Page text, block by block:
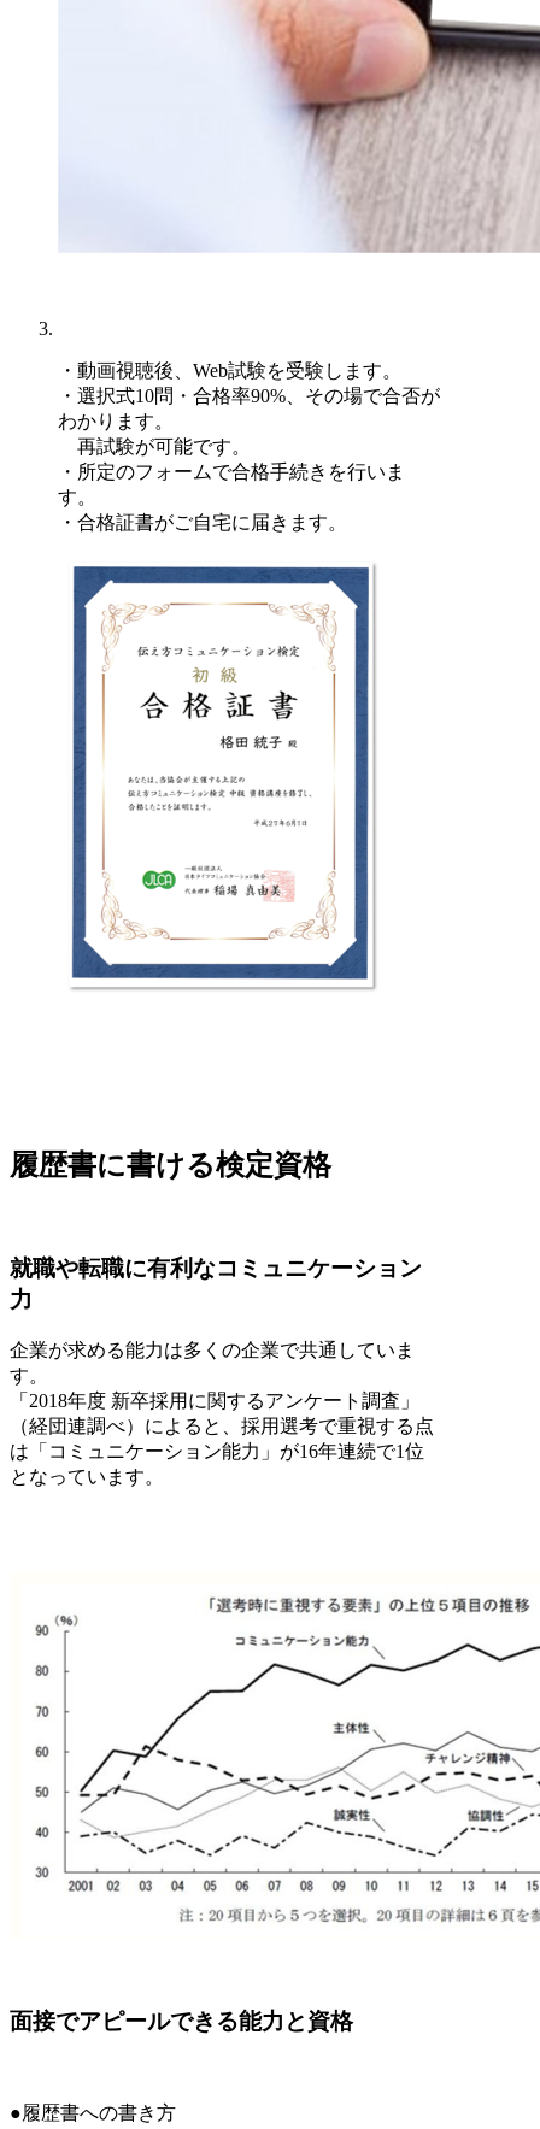
・動画視聴後、Web試験を受験します。
・選択式10問・合格率90%、 その場で合否が
わかります。
再試験が可能です。
・所定のフォームで合格手続きを行いま
す。
・合格証書がご自宅に届きます。
履歴書に書ける検定資格
就職や転職に有利なコミュニケーション
力
企業が求める能力は多くの企業で共通していま
す。
「2018年度 新卒採用に関するアンケート調査」
（経団連調べ）によると、採用選考で重視する点
は「コミュニケーション能力」が16年連続で1位
となっています。
面接でアピールできる能力と資格
●履歴書への書き方